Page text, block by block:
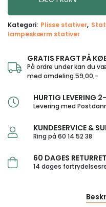
Kategori: Plisse stativer
lampeskærm stativer
GRATIS FRAGT PÅ
På ordre under kan du
med omdeling 59,00,-
HURTIG LEVERING
Levering med
KUNDESERVICE &
Ring på 60 14 52 38
60 DAGES RETURRET
14 dages